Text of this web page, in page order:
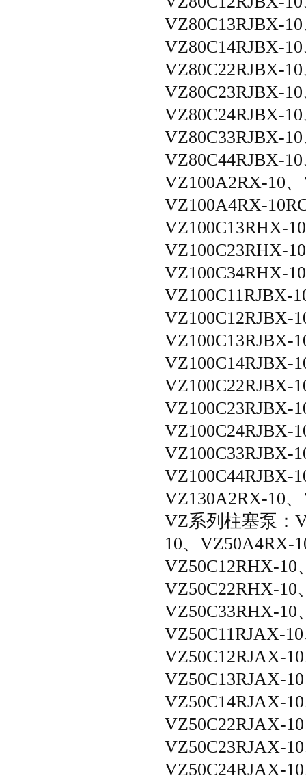
VZ80C13RJBX-
VZ80C14RJBX-
VZ80C22RJBX-
VZ80C23RJBX-
VZ80C24RJBX-
VZ80C33RJBX-
VZ80C44RJBX-
VZ100A2RX-10
VZ100A4RX-
VZ100C13RHX-
VZ100C23RHX-
VZ100C34RHX-
VZ100C11RJBX-
VZ100C12RJBX-
VZ100C13RJBX-
VZ100C14RJBX-
VZ100C22RJBX-
VZ100C23RJBX-
VZ100C24RJBX-
VZ100C33RJBX-
VZ100C44RJBX-
VZ130A2RX-10
VZ系列柱塞泵：
10、VZ50A4RX-
VZ50C12RHX-10
VZ50C22RHX-10
VZ50C33RHX-10
VZ50C11RJAX-
VZ50C12RJAX-
VZ50C13RJAX-
VZ50C14RJAX-
VZ50C22RJAX-
VZ50C23RJAX-
VZ50C24RJAX-